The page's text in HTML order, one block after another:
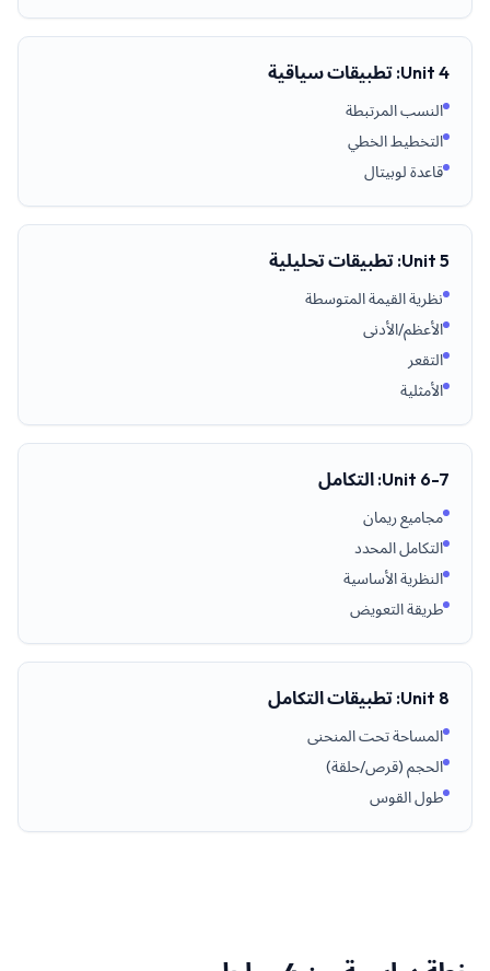
Unit 4: تطبيقات سياقية
النسب المرتبطة
التخطيط الخطي
قاعدة لوبيتال
Unit 5: تطبيقات تحليلية
نظرية القيمة المتوسطة
الأعظم/الأدنى
التقعر
الأمثلية
Unit 6-7: التكامل
مجاميع ريمان
التكامل المحدد
النظرية الأساسية
طريقة التعويض
Unit 8: تطبيقات التكامل
المساحة تحت المنحنى
الحجم (قرص/حلقة)
طول القوس